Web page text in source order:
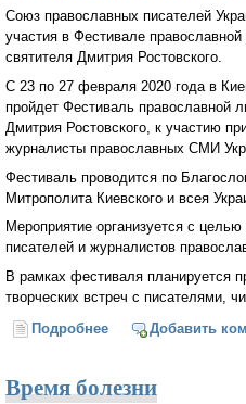
Союз православных писателей
участия в Фестивале
святителя Дмитрия Ростовского.
С 23 по 27 февраля 2020 года в
пройдет Фестиваль православной
Дмитрия Ростовского, к участию
журналисты православных СМИ
Фестиваль проводится по
Митрополита Киевского и всея
Мероприятие организуется с
писателей и журналистов
В рамках фестиваля планируется
творческих встреч с писателями,
Подробнее о Фестиваль
Добавить
Время болезни